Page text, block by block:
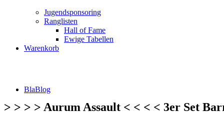
Jugendsponsoring
Ranglisten
Hall of Fame
Ewige Tabellen
Warenkorb
BlaBlog
> > > > Aurum Assault < < < < 3er Set